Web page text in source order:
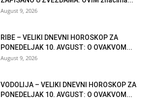
August 9, 2026
RIBE – VELIKI DNEVNI HOROSKOP ZA
PONEDELJAK 10. AVGUST: O OVAKVOM...
August 9, 2026
VODOLIJA – VELIKI DNEVNI HOROSKOP ZA
PONEDELJAK 10. AVGUST: O OVAKVOM...